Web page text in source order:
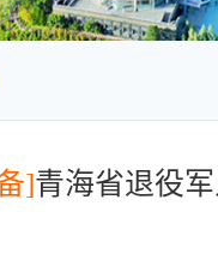
]青海省退役